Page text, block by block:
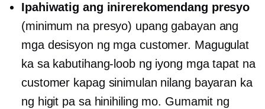
Ipahiwatig ang inirerekomendang presyo
(minimum na presyo) upang gabayan ang
mga desisyon ng mga customer. Magugulat
ka sa kabutihang-loob ng iyong mga tapat na
customer kapag sinimulan nilang bayaran ka
ng higit pa sa hinihiling mo. Gumamit ng